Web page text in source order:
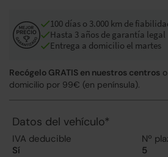
100 días o 3.000 km de
Hasta 3 años de garantía legal
Entrega a domicilio el martes
Recógelo GRATIS en nuestros centros
domicilio por 99€ (en península).
Datos del vehículo*
IVA deducible
Sí
Nº
5